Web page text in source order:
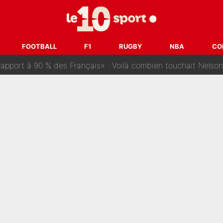
FOOTBALL F1 RUGBY NBA
: Bruno Genesio fait une promesse pour la suite du
en 2027 ? L'IA prédit déjà les deux joueurs qui
90 % des Français» : Voilà combien touchait Nelson Monfort sur